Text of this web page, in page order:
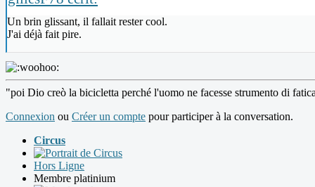
Un brin glissant, il fallait rester cool.
J'ai déjà fait pire.
"poi Dio creò la bicicletta perché l'uomo ne facesse strumento di
Connexion ou Créer un compte pour participer à la conversation.
Circus
Hors Ligne
Membre platinium